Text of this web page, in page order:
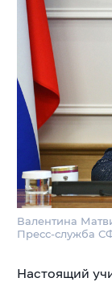
Валентина
Пресс-служба
Настоящий